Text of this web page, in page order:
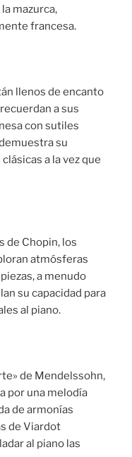
mazurca,
francesa.
llenos de encanto
a sus
con sutiles
su
a la vez que
de Chopin, los
atmósferas
a menudo
su capacidad para
al piano.
de Mendelssohn,
por una melodía
de armonías
de Viardot
al piano las